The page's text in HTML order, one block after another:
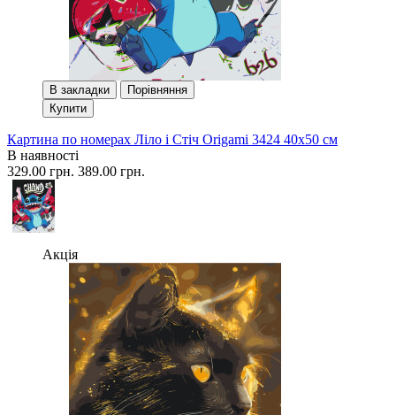
В закладки
Порівняння
Купити
Картина по номерах Ліло і Стіч Origami 3424 40x50 см
В наявності
329.00 грн. 389.00 грн.
Акція